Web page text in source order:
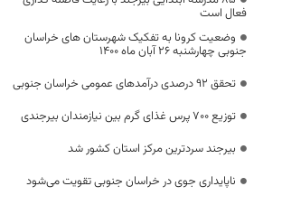
فعال است
وضعیت کرونا به تفکیک شهرستان های خراسان
جنوبی چهارشنبه 26 آبان ماه ۱۴۰۰
تحقق 92 درصدی درآمدهای عمومی خراسان جنوبی
توزیع ۷۰۰ پرس غذای گرم بین نیازمندان بیرجندی
بیرجند سردترین مرکز استان کشور شد
ناپایداری جوی در خراسان جنوبی تقویت می‌شود